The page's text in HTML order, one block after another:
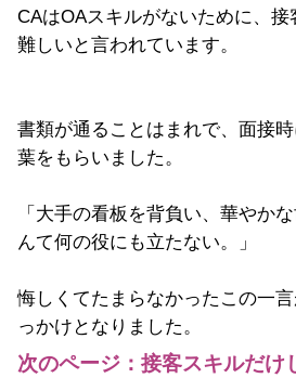
CAはOAスキルがないために、
難しいと言われています。
書類が通ることはまれで、面接
葉をもらいました。
「大手の看板を背負い、華やか
んて何の役にも立たない。」
悔しくてたまらなかったこの一
っかけとなりました。
次のページ：接客スキルだけ